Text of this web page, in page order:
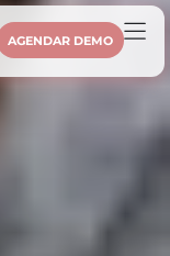
AGENDAR DEMO